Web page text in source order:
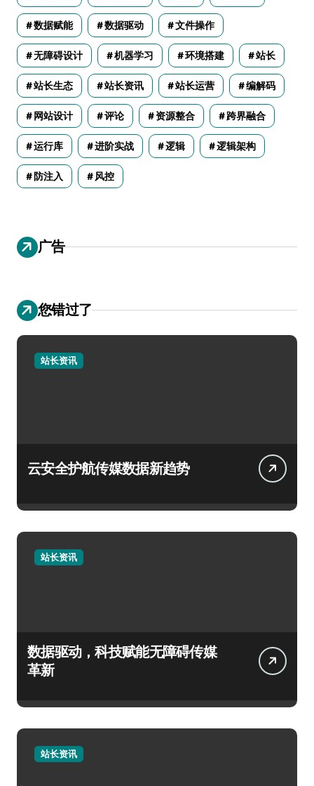
数据赋能 数据驱动 文件操作
无障碍设计 机器学习 环境搭建 站长
站长生态 站长资讯 站长运营 编解码
网站设计 评论 资源整合 跨界融合
运行库 进阶实战 逻辑 逻辑架构
防注入 风控
广告
您错过了
站长资讯
云安全护航传媒数据新趋势
站长资讯
数据驱动，科技赋能无障碍传媒
革新
站长资讯